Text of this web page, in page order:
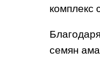
комплекс
семян